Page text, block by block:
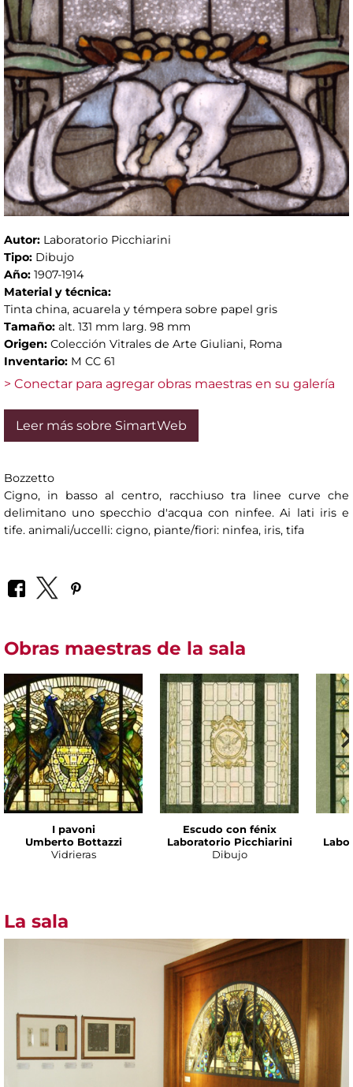
Autor: Laboratorio Picchiarini
Tipo: Dibujo
Año: 1907-1914
Material y técnica:
Tinta china, acuarela y témpera sobre papel gris
Tamaño: alt. 131 mm larg. 98 mm
Origen: Colección Vitrales de Arte Giuliani, Roma
Inventario: M CC 61
> Conectar para agregar obras maestras en su galería
Leer más sobre SimartWeb
Bozzetto
Cigno, in basso al centro, racchiuso tra linee curve che
delimitano uno specchio d'acqua con ninfee. Ai lati iris e
tife. animali/uccelli: cigno, piante/fiori: ninfea, iris, tifa
Obras maestras de la sala
I pavoni
Umberto Bottazzi
Vidrieras
Escudo con fénix
Laboratorio Picchiarini
Dibujo
La sala